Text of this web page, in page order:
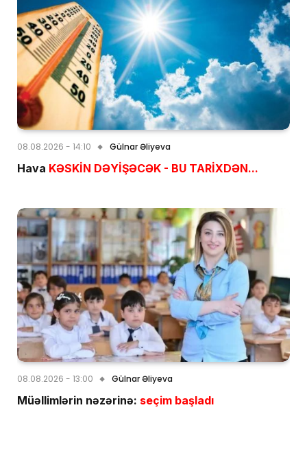
08.08.2026 - 14:10 Gülnar Əliyeva
Hava KƏSKİN DƏYİŞƏCƏK - BU TARİXDƏN...
08.08.2026 - 13:00 Gülnar Əliyeva
Müəllimlərin nəzərinə: seçim başladı